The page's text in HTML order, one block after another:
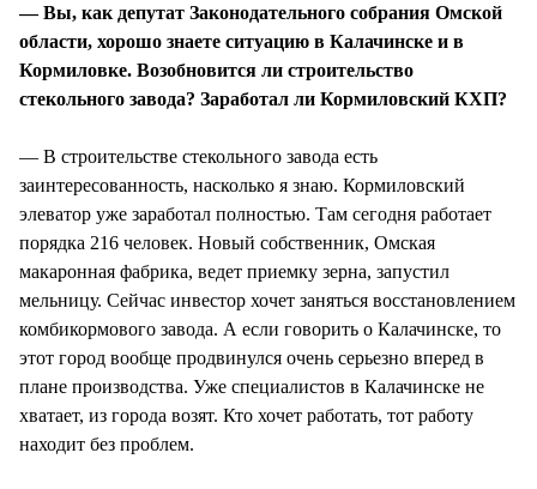
— Вы, как депутат Законодательного собрания Омской
области, хорошо знаете ситуацию в Калачинске и в
Кормиловке. Возобновится ли строительство
стекольного завода? Заработал ли Кормиловский КХП?
— В строительстве стекольного завода есть
заинтересованность, насколько я знаю. Кормиловский
элеватор уже заработал полностью. Там сегодня работает
порядка 216 человек. Новый собственник, Омская
макаронная фабрика, ведет приемку зерна, запустил
мельницу. Сейчас инвестор хочет заняться восстановлением
комбикормового завода. А если говорить о Калачинске, то
этот город вообще продвинулся очень серьезно вперед в
плане производства. Уже специалистов в Калачинске не
хватает, из города возят. Кто хочет работать, тот работу
находит без проблем.